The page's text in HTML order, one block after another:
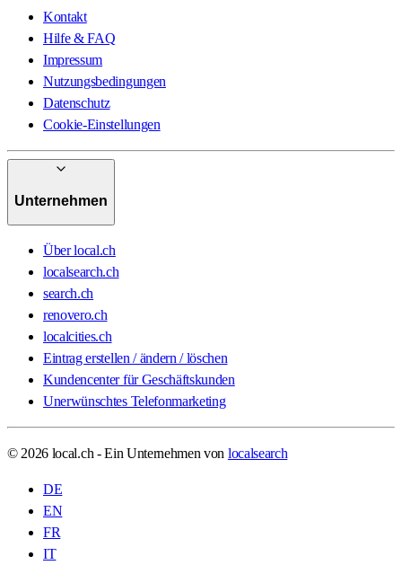
Kontakt
Hilfe & FAQ
Impressum
Nutzungsbedingungen
Datenschutz
Cookie-Einstellungen
Unternehmen
Über local.ch
localsearch.ch
search.ch
renovero.ch
localcities.ch
Eintrag erstellen / ändern / löschen
Kundencenter für Geschäftskunden
Unerwünschtes Telefonmarketing
© 2026 local.ch - Ein Unternehmen von localsearch
DE
EN
FR
IT